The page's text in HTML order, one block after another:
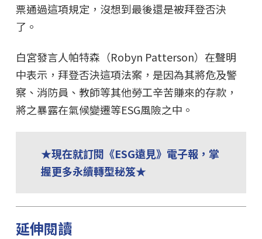
票通過這項規定，沒想到最後還是被拜登否決
了。
白宮發言人帕特森（Robyn Patterson）在聲明
中表示，拜登否決這項法案，是因為其將危及警
察、消防員、教師等其他勞工辛苦賺來的存款，
將之暴露在氣候變遷等ESG風險之中。
★現在就訂閱《ESG遠見》電子報，掌
握更多永續轉型秘笈★
延伸閱讀